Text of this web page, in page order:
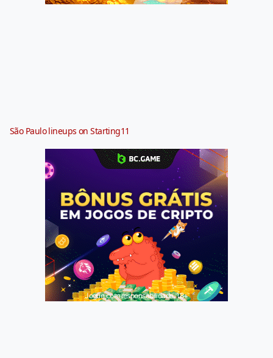
São Paulo lineups on Starting11
Jogue com responsabilidade. 18+